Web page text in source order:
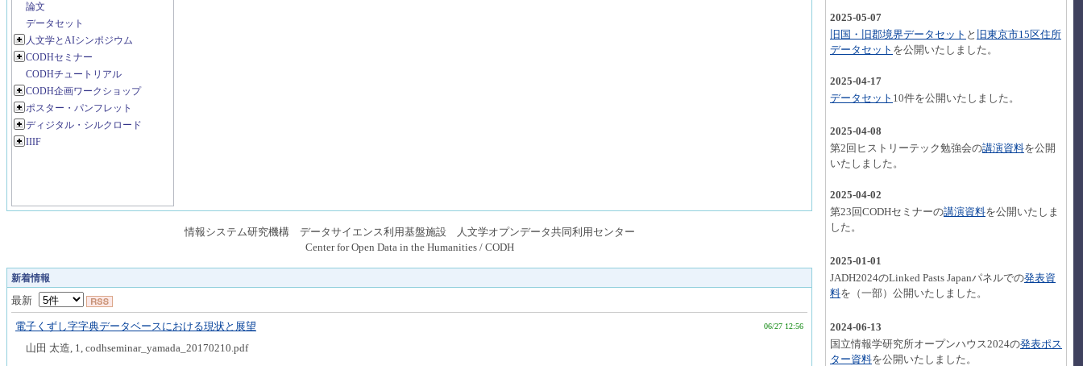
論文
データセット
人文学とAIシンポジウム
CODHセミナー
CODHチュートリアル
CODH企画ワークショップ
ポスター・パンフレット
ディジタル・シルクロード
IIIF
情報システム研究機構 データサイエンス利用基盤施設 人文学オプンデータ共同利用センター
Center for Open Data in the Humanities / CODH
新着情報
最新
電子くずし字字典データベースにおける現状と展望 06/27 12:56
山田 太造, 1, codhseminar_yamada_20170210.pdf
2025-05-07
旧国・旧郡境界データセット と 旧東京市15区住所
データセット を公開いたしました。
2025-04-17
データセット 10件を公開いたしました。
2025-04-08
第2回ヒストリーテック勉強会の講演資料を公開
いたしました。
2025-04-02
第23回CODHセミナーの講演資料を公開いたしま
した。
2025-01-01
JADH2024のLinked Pasts Japanパネルでの発表資
料を（一部）公開いたしました。
2024-06-13
国立情報学研究所オープンハウス2024の発表ポス
ター資料を公開いたしました。